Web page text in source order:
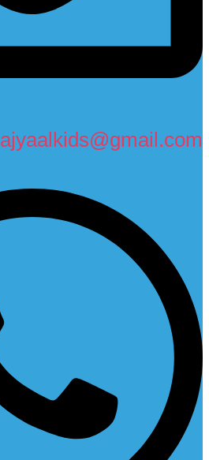
ajyaalkids@gmail.com